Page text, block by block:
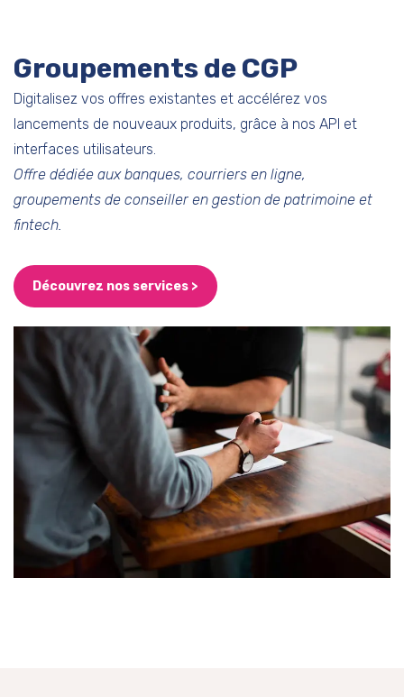
Groupements de CGP
Digitalisez vos offres existantes et accélérez vos
lancements de nouveaux produits, grâce à nos API et
interfaces utilisateurs.
Offre dédiée aux banques, courriers en ligne,
groupements de conseiller en gestion de patrimoine et
fintech.
Découvrez nos services >